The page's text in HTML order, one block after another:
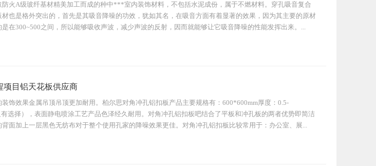
火A级玻纤基材精美加工而成的种中***室内装饰材料，不包括水泥成份，属于不燃材料。穿孔吸音复合
也是格外突出的，首先是其吸音降噪的功效，犹如其名，在吸音方面有着显著的效果，因为其主要的原材
在300~500之间，所以能够吸收声波，减少声波的反射，因而就能够让它吸音降噪的性能发挥出来。...
项目铝天花板供应商
饰效果金属吊顶吊顶更加耐用。柏尔思对角冲孔铝扣板产品主要规格有：600*600mm厚度：0.5-
选择），表面静电喷涂工艺产品色泽经久耐用。对角冲孔铝扣板吧结合了平板和冲孔板的两者优势即简洁
面加上一层黑色无纺布对于整个使用孔家的降噪效果更佳。对角冲孔铝扣板比较常用于：办公室、展...